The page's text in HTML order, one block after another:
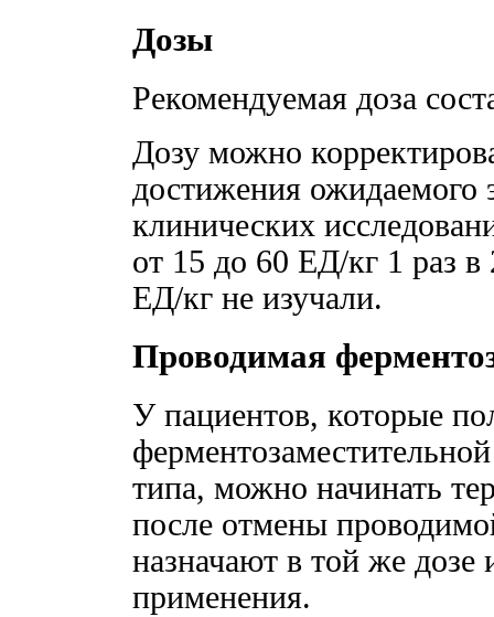
Дозы
Рекомендуемая доза
Дозу можно
достижения ожидаемого
клинических
от 15 до 60 ЕД/кг 1 раз
ЕД/кг не изучали.
Проводимая
У пациентов, которые
типа, можно начинать
после отмены
назначают в той же дозе
применения.